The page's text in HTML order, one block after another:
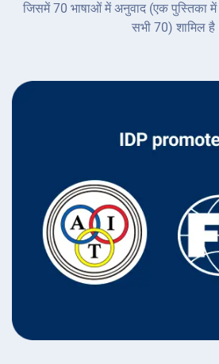
जिसमें 70 भाषाओं में अनुवाद (एक पुस्तिका
सभी 70) शामिल